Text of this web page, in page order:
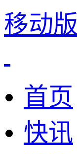
移动版
首页
快讯